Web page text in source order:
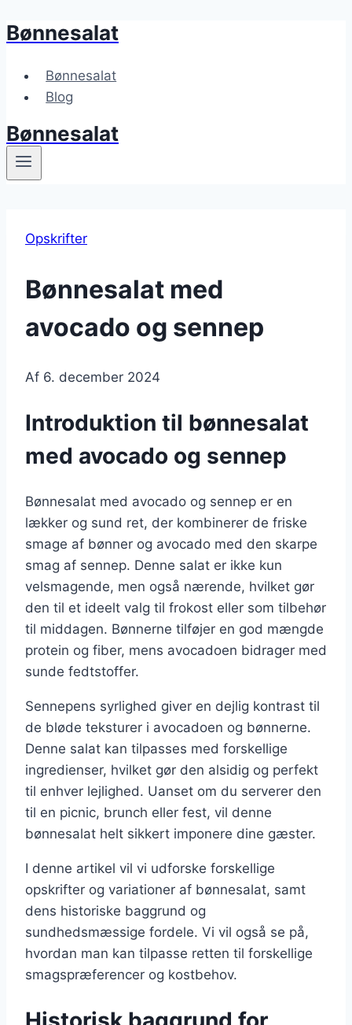
Fortsæt
indhold
Bønnesalat
Bønnesalat
Blog
Bønnesalat
Opskrifter
Bønnesalat med
avocado og sennep
Af 6. december 2024
Introduktion til bønnesalat
med avocado og sennep
Bønnesalat med avocado og sennep er en
lækker og sund ret, der kombinerer de friske
smage af bønner og avocado med den skarpe
smag af sennep. Denne salat er ikke kun
velsmagende, men også nærende, hvilket gør
den til et ideelt valg til frokost eller som tilbehør
til middagen. Bønnerne tilføjer en god mængde
protein og fiber, mens avocadoen bidrager med
sunde fedtstoffer.
Sennepens syrlighed giver en dejlig kontrast til
de bløde teksturer i avocadoen og bønnerne.
Denne salat kan tilpasses med forskellige
ingredienser, hvilket gør den alsidig og perfekt
til enhver lejlighed. Uanset om du serverer den
til en picnic, brunch eller fest, vil denne
bønnesalat helt sikkert imponere dine gæster.
I denne artikel vil vi udforske forskellige
opskrifter og variationer af bønnesalat, samt
dens historiske baggrund og
sundhedsmæssige fordele. Vi vil også se på,
hvordan man kan tilpasse retten til forskellige
smagspræferencer og kostbehov.